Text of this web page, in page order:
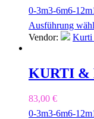
0-3m3-6m6-12m
Ausführung
Vendor:
Kurti
KURTI &
83,00 €
0-3m3-6m6-12m